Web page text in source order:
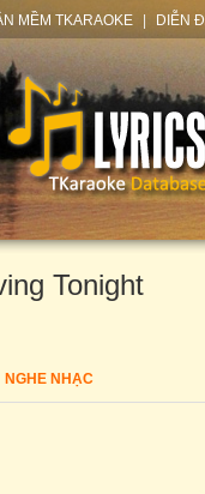
MỀM TKARAOKE DIỄN
Tonight
NGHE NHẠC